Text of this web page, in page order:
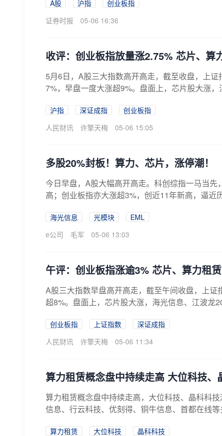
A股 沪指
创业板指
证券时报
05-06 16:36
收评：创业板指放量涨2.75% 芯片、算
5月6日，A股三大指数高开高走，截至收盘，上
7%，早盘一度大涨超9%。盘面上，芯片股大涨
沪指 深证成指
创业板指
人民财讯
许擎天梅 05-06 15:05
多股20%封板！算力、芯片，涨停潮！
今日早盘，A股大幅高开高走。科创综指一马当
高；创业板指亦大涨超3%，创近11年新高，逼近
海光信息 光模块
EML
e公司
毛军 05-06 13:03
午评：创业板指涨逾3% 芯片、算力租
A股三大指数早盘高开高走，截至午间收盘，上
超8%。盘面上，芯片股大涨，海光信息、江波龙
创业板指 上证指数
深证成指
人民财讯
许擎天梅 05-06 11:34
算力租赁概念盘中持续走高 大位科技、
算力租赁概念盘中持续走高，大位科技、晶科科
信息、行云科技、优刻得、铜牛信息、首都在线
算力租赁 大位科技 晶科科技